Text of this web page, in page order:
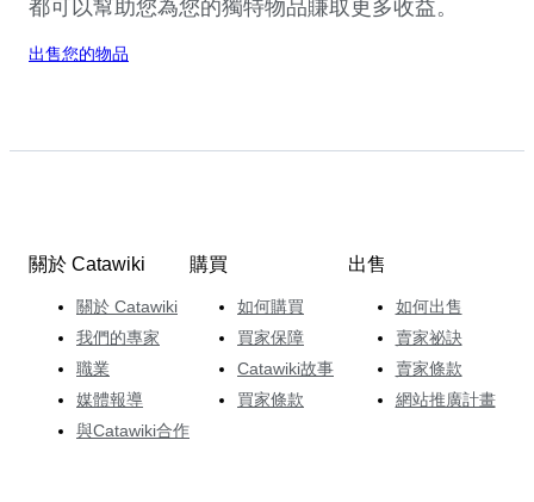
都可以幫助您為您的獨特物品賺取更多收益。
出售您的物品
關於 Catawiki
關於 Catawiki
我們的專家
職業
媒體報導
與Catawiki合作
購買
如何購買
買家保障
Catawiki故事
買家條款
出售
如何出售
賣家祕訣
賣家條款
網站推廣計畫